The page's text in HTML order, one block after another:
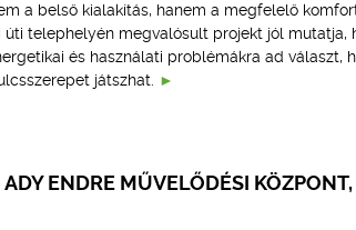
a belső kialakítás, hanem a megfelelő
úti telephelyén megvalósult projekt jól mutatja,
és használati problémákra ad választ,
játszhat.
ENDRE MŰVELŐDÉSI KÖZPONT,